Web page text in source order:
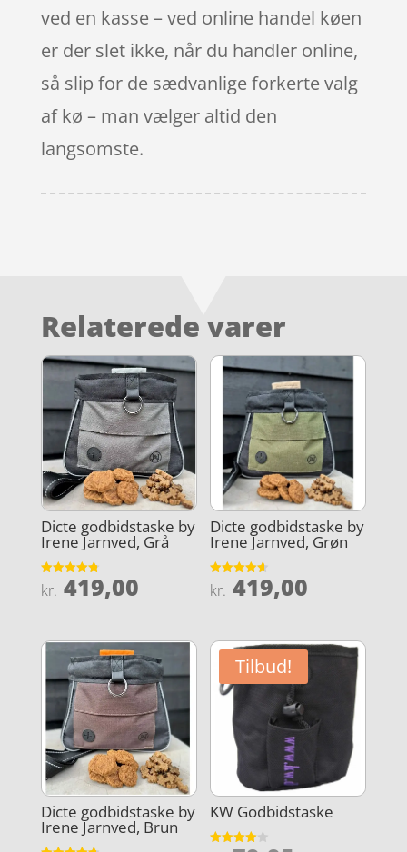
ved en kasse – ved online handel køen
er der slet ikke, når du handler online,
så slip for de sædvanlige forkerte valg
af kø – man vælger altid den
langsomste.
Relaterede varer
Dicte godbidstaske by
Irene Jarnved, Grå
Vurderet
4.8
kr. 419,00
Dicte godbidstaske by
Irene Jarnved, Grøn
Vurderet
4.6
kr. 419,00
Dicte godbidstaske by
Irene Jarnved, Brun
Tilbud!
KW Godbidstaske